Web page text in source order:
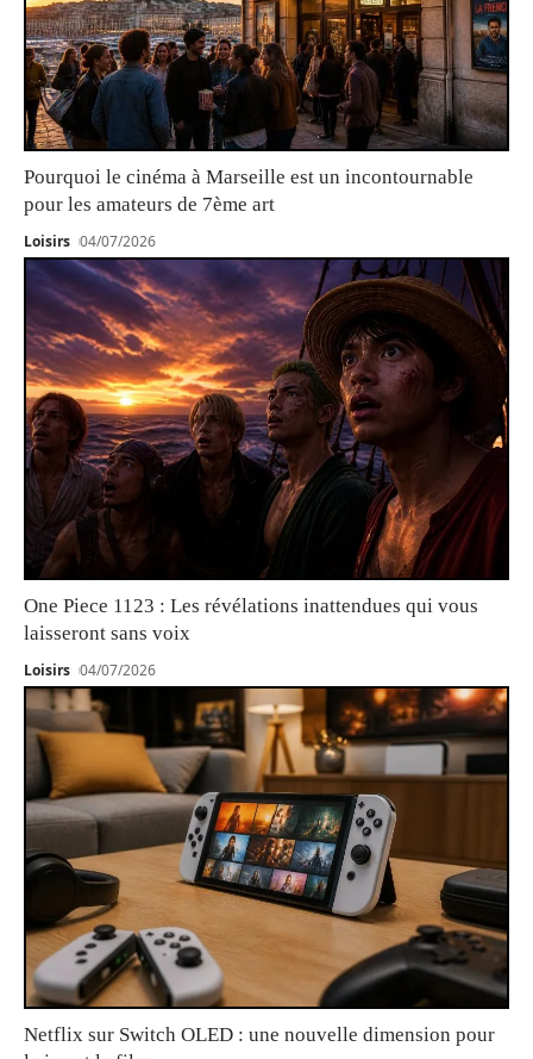
Pourquoi le cinéma à Marseille est un incontournable
pour les amateurs de 7ème art
Loisirs 04/07/2026
One Piece 1123 : Les révélations inattendues qui vous
laisseront sans voix
Loisirs 04/07/2026
Netflix sur Switch OLED : une nouvelle dimension pour